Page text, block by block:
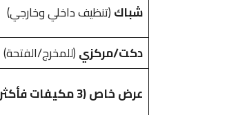
شباك(تنظيف داخلي وخارجي)
دكت/مركزي(للمخرج/الفتحة)
عرض خاص (3 مكيفات فأكثر)